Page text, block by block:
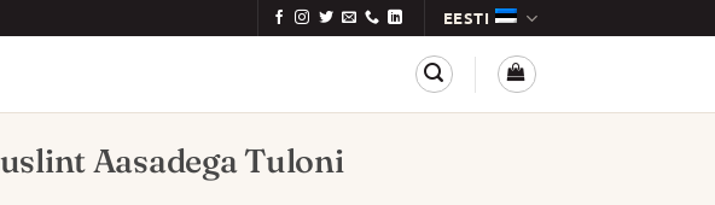
EESTI
Aasadega Tuloni